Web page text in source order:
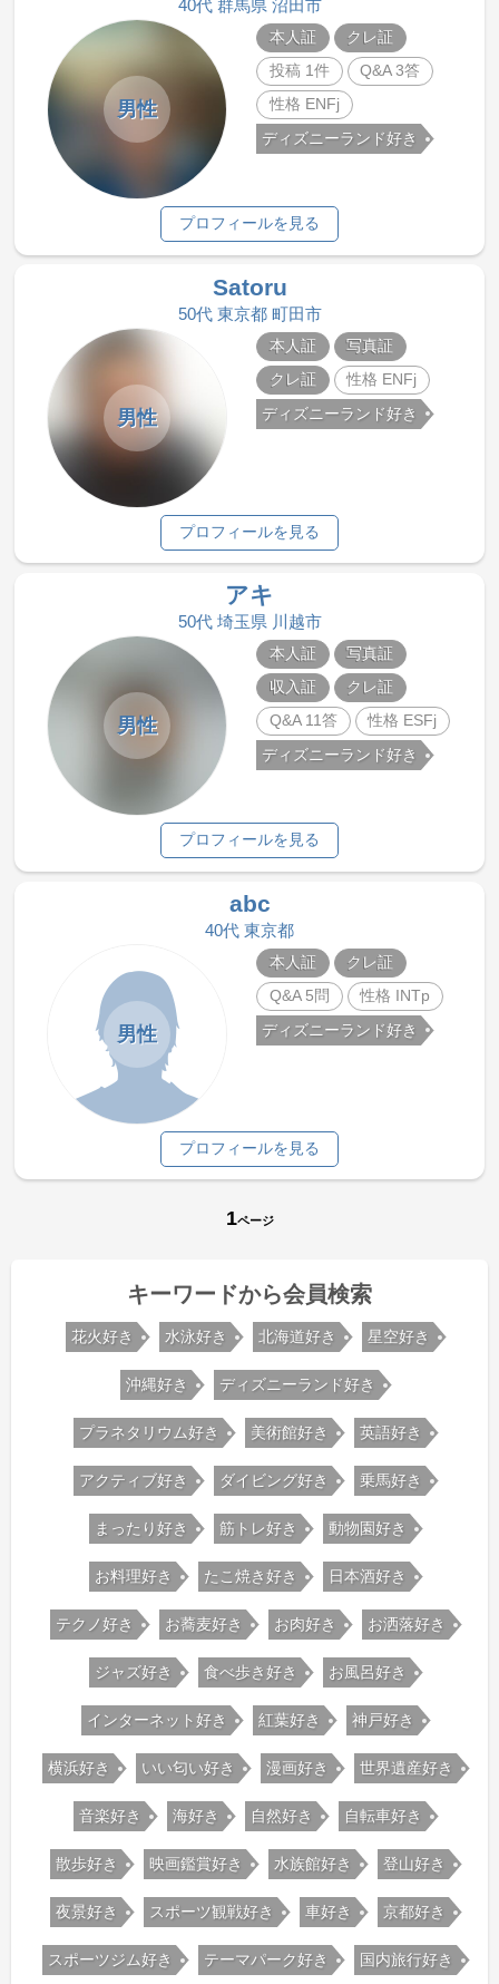
40代 群馬県 沼田市
男性
本人証
クレ証
投稿 1件
Q&A 3答
性格 ENFj
ディズニーランド好き
プロフィールを見る
Satoru
50代 東京都 町田市
男性
本人証
写真証
クレ証
性格 ENFj
ディズニーランド好き
プロフィールを見る
アキ
50代 埼玉県 川越市
男性
本人証
写真証
収入証
クレ証
Q&A 11答
性格 ESFj
ディズニーランド好き
プロフィールを見る
abc
40代 東京都
男性
本人証
クレ証
Q&A 5問
性格 INTp
ディズニーランド好き
プロフィールを見る
1ページ
キーワードから会員検索
花火好き 水泳好き 北海道好き 星空好き
沖縄好き ディズニーランド好き
プラネタリウム好き 美術館好き 英語好き
アクティブ好き ダイビング好き 乗馬好き
まったり好き 筋トレ好き 動物園好き
お料理好き たこ焼き好き 日本酒好き
テクノ好き お蕎麦好き お肉好き お洒落好き
ジャズ好き 食べ歩き好き お風呂好き
インターネット好き 紅葉好き 神戸好き
横浜好き いい匂い好き 漫画好き 世界遺産好き
音楽好き 海好き 自然好き 自転車好き
散歩好き 映画鑑賞好き 水族館好き 登山好き
夜景好き スポーツ観戦好き 車好き 京都好き
スポーツジム好き テーマパーク好き 国内旅行好き